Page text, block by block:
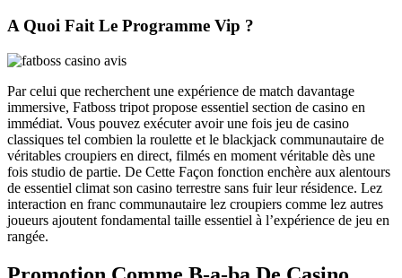
A Quoi Fait Le Programme Vip ?
Par celui que recherchent une expérience de match davantage
immersive, Fatboss tripot propose essentiel section de casino en
immédiat. Vous pouvez exécuter avoir une fois jeu de casino
classiques tel combien la roulette et le blackjack communautaire de
véritables croupiers en direct, filmés en moment véritable dès une
fois studio de partie. De Cette Façon fonction enchère aux alentours
de essentiel climat son casino terrestre sans fuir leur résidence. Lez
interaction en franc communautaire lez croupiers comme lez autres
joueurs ajoutent fondamental taille essentiel à l’expérience de jeu en
rangée.